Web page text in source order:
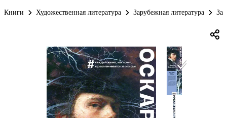
Книги Художественная литература Зарубежная литература